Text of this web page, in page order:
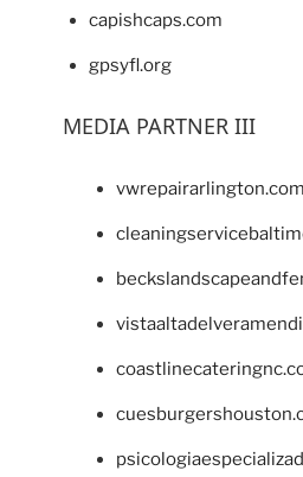
capishcaps.com
gpsyfl.org
MEDIA PARTNER III
vwrepairarlington.com